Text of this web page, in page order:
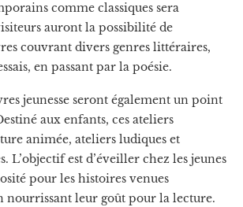
comme classiques sera
auront la possibilité de
couvrant divers genres littéraires,
en passant par la poésie.
jeunesse seront également un point
aux enfants, ces ateliers
animée, ateliers ludiques et
L’objectif est d’éveiller chez les jeunes
pour les histoires venues
nourrissant leur goût pour la lecture.